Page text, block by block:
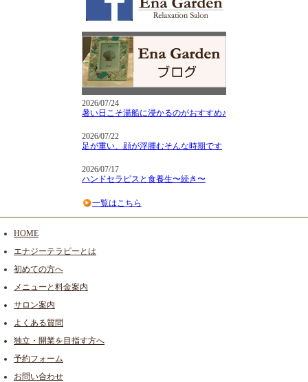
2026/07/24
暑い日こそ湯船に浸かるのがおすすめ♪
2026/07/22
足が重い、顔が浮腫むそんな時期です
2026/07/17
ハンドセラピスと食養生〜続き〜
一覧はこちら
HOME
エナジーテラピーとは
初めての方へ
メニューと料金案内
サロン案内
よくある質問
独立・開業を目指す方へ
予約フォーム
お問い合わせ